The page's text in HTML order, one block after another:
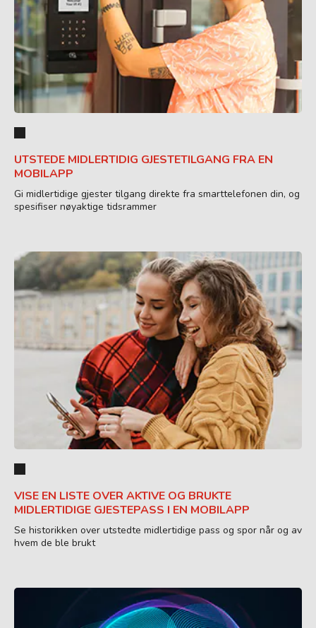
UTSTEDE MIDLERTIDIG GJESTETILGANG FRA EN
MOBILAPP
Gi midlertidige gjester tilgang direkte fra smarttelefonen din, og
spesifiser nøyaktige tidsrammer
VISE EN LISTE OVER AKTIVE OG BRUKTE
MIDLERTIDIGE GJESTEPASS I EN MOBILAPP
Se historikken over utstedte midlertidige pass og spor når og av
hvem de ble brukt